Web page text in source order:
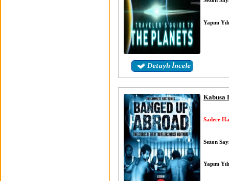
Yapım
Kabusa
Sadece
Sezon
Yapım